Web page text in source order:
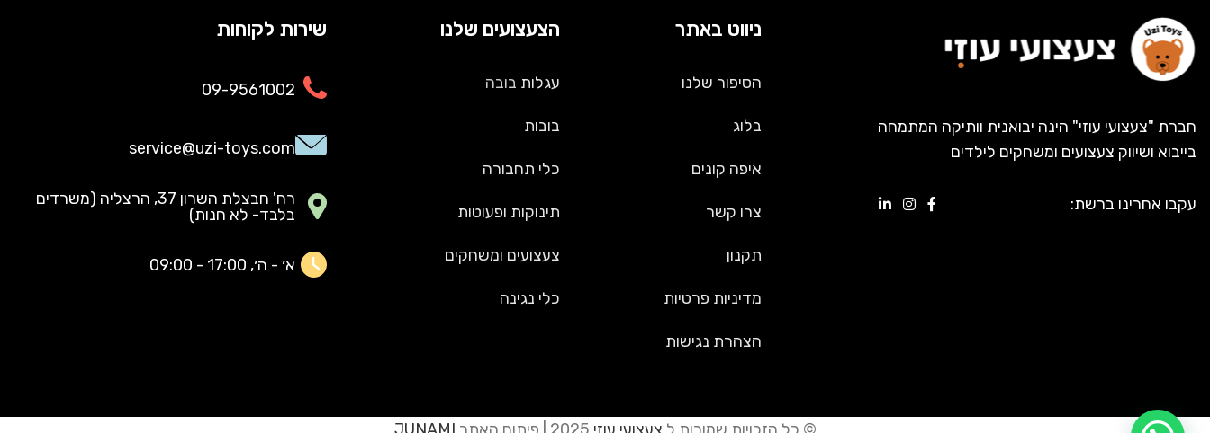
חברת "צעצועי עוזי" הינה יבואנית וותיקה המתמחה
בייבוא ושיווק צעצועים ומשחקים לילדים
עקבו אחרינו ברשת:
ניווט באתר
הסיפור שלנו
בלוג
איפה קונים
צרו קשר
תקנון
מדיניות פרטיות
הצהרת נגישות
הצעצועים שלנו
עגלות בובה
בובות
כלי תחבורה
תינוקות ופעוטות
צעצועים ומשחקים
כלי נגינה
שירות לקוחות
09-9561002
service@uzi-toys.com
רח' חבצלת השרון 37, הרצליה (משרדים
בלבד- לא חנות)
א׳ - ה׳, 17:00 - 09:00